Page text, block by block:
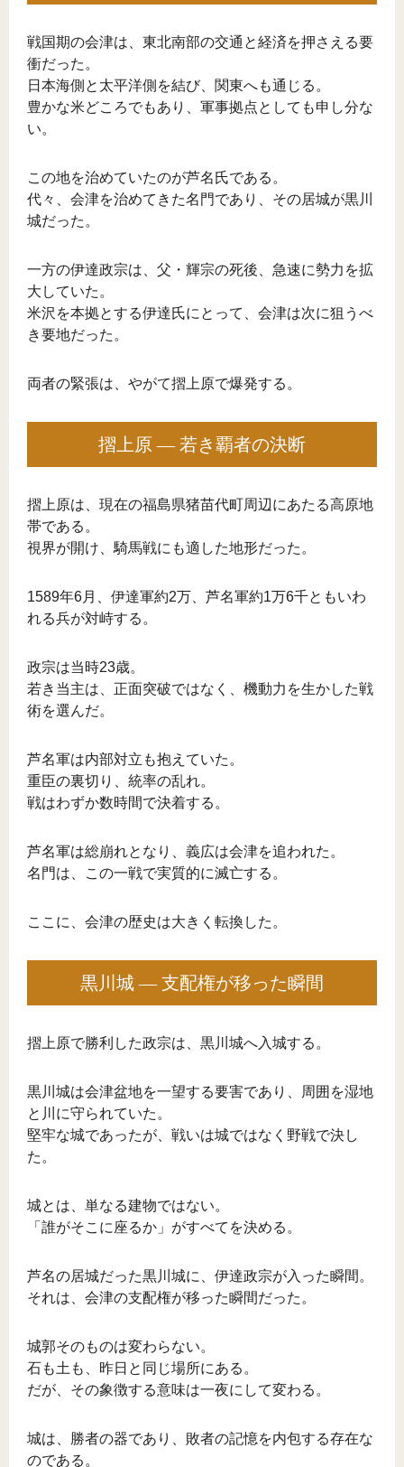
戦国期の会津は、東北南部の交通と経済を押さえる要
衝だった。
日本海側と太平洋側を結び、関東へも通じる。
豊かな米どころでもあり、軍事拠点としても申し分な
い。
この地を治めていたのが芦名氏である。
代々、会津を治めてきた名門であり、その居城が黒川
城だった。
一方の伊達政宗は、父・輝宗の死後、急速に勢力を拡
大していた。
米沢を本拠とする伊達氏にとって、会津は次に狙うべ
き要地だった。
両者の緊張は、やがて摺上原で爆発する。
摺上原 ― 若き覇者の決断
摺上原は、現在の福島県猪苗代町周辺にあたる高原地
帯である。
視界が開け、騎馬戦にも適した地形だった。
1589年6月、伊達軍約2万、芦名軍約1万6千ともいわ
れる兵が対峙する。
政宗は当時23歳。
若き当主は、正面突破ではなく、機動力を生かした戦
術を選んだ。
芦名軍は内部対立も抱えていた。
重臣の裏切り、統率の乱れ。
戦はわずか数時間で決着する。
芦名軍は総崩れとなり、義広は会津を追われた。
名門は、この一戦で実質的に滅亡する。
ここに、会津の歴史は大きく転換した。
黒川城 ― 支配権が移った瞬間
摺上原で勝利した政宗は、黒川城へ入城する。
黒川城は会津盆地を一望する要害であり、周囲を湿地
と川に守られていた。
堅牢な城であったが、戦いは城ではなく野戦で決し
た。
城とは、単なる建物ではない。
「誰がそこに座るか」がすべてを決める。
芦名の居城だった黒川城に、伊達政宗が入った瞬間。
それは、会津の支配権が移った瞬間だった。
城郭そのものは変わらない。
石も土も、昨日と同じ場所にある。
だが、その象徴する意味は一夜にして変わる。
城は、勝者の器であり、敗者の記憶を内包する存在な
のである。